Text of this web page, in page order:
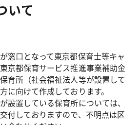
いて
窓口となって東京都保育士等キャ
京都保育サービス推進事業補助金
育所（社会福祉法人等が設置して
に向けて作成しております。
設置している保育所については、
付しておりますので、不明点は区